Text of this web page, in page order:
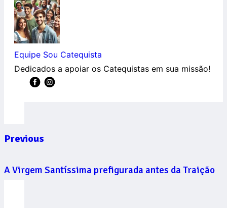
Equipe Sou Catequista
Dedicados a apoiar os Catequistas em sua missão!
Previous
A Virgem Santíssima prefigurada antes da Traição